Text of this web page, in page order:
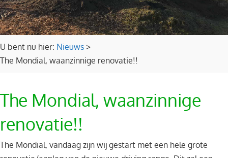
U bent nu hier: Nieuws >
The Mondial, waanzinnige renovatie!!
The Mondial, waanzinnige
renovatie!!
The Mondial, vandaag zijn wij gestart met een hele grote